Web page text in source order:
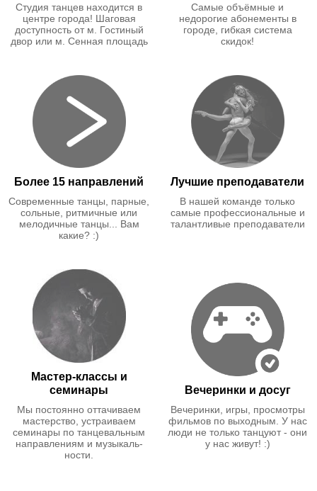
Студия танцев находится в
центре города! Шаговая
доступность от м. Гостиный
двор или м. Сенная площадь
Самые объёмные и
недорогие абонементы в
городе, гибкая система
скидок!
Более 15 направлений
Cовременные танцы, парные,
сольные, ритмичные или
мелодичные танцы... Вам
какие? :)
Лучшие преподаватели
В нашей команде только
самые профессиональные и
талантливые преподаватели
Мастер-классы и
семинары
Мы постоянно оттачи­ваем
мастерство, устраиваем
семинары по танцеваль­ным
направлениям и музыкаль­
ности.
Вечеринки и досуг
Вечеринки, игры, просмотры
фильмов по выходным. У нас
люди не только танцуют - они
у нас живут! :)